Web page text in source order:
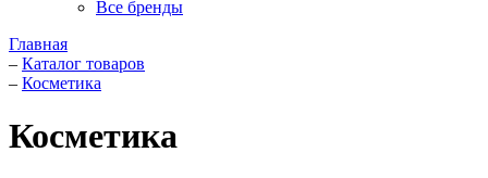
Все бренды
Главная
– Каталог товаров
– Косметика
Косметика